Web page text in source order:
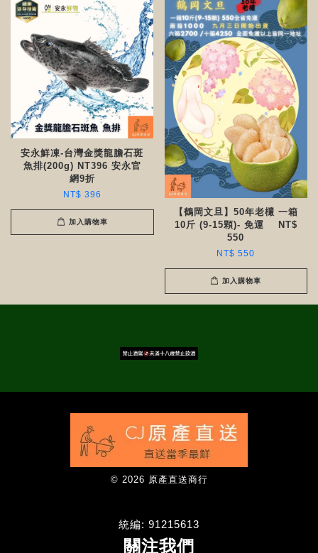
安永鮮凍-台灣金獎龍膽石斑
魚排(200g) NT396 安永官
網9折
NT$ 396
加入購物車
【鶴岡文旦】50年老欉 一箱
10斤 (9-15顆)- 免運 NT$
550
NT$ 550
加入購物車
© 2026 原產直送商行
統編: 91215613
關注我們